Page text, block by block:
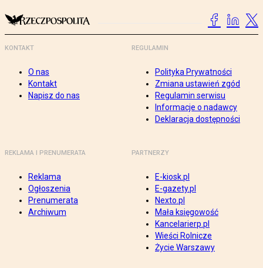
KONTAKT
O nas
Kontakt
Napisz do nas
REGULAMIN
Polityka Prywatności
Zmiana ustawień zgód
Regulamin serwisu
Informacje o nadawcy
Deklaracja dostępności
REKLAMA I PRENUMERATA
Reklama
Ogłoszenia
Prenumerata
Archiwum
PARTNERZY
E-kiosk.pl
E-gazety.pl
Nexto.pl
Mała księgowość
Kancelarierp.pl
Wieści Rolnicze
Życie Warszawy